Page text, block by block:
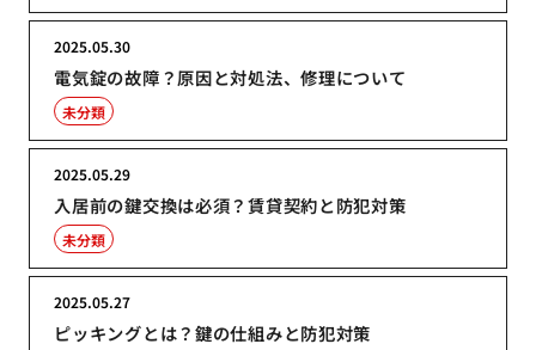
電気錠の故障？原因と対処法、修理について
2025.05.30
未分類
入居前の鍵交換は必須？賃貸契約と防犯対策
2025.05.29
未分類
ピッキングとは？鍵の仕組みと防犯対策
2025.05.27